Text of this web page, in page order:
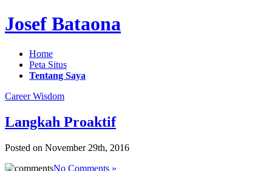
Josef Bataona
Home
Peta Situs
Tentang Saya
Career Wisdom
Langkah Proaktif
Posted on November 29th, 2016
No Comments »